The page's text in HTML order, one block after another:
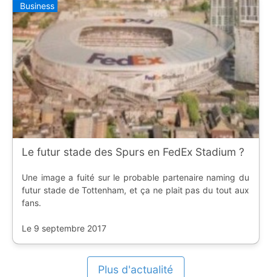
Business
Le futur stade des Spurs en FedEx Stadium ?
Une image a fuité sur le probable partenaire naming du
futur stade de Tottenham, et ça ne plait pas du tout aux
fans.
Le 9 septembre 2017
Plus d'actualité